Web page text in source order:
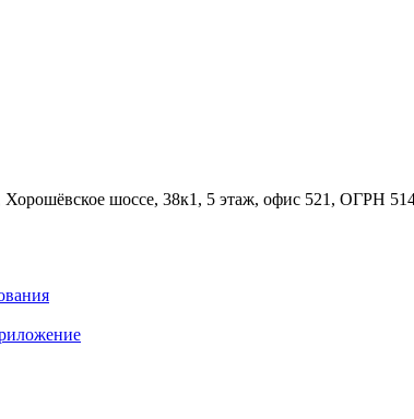
шоссе, 38к1, 5 этаж, офис 521, ОГРН